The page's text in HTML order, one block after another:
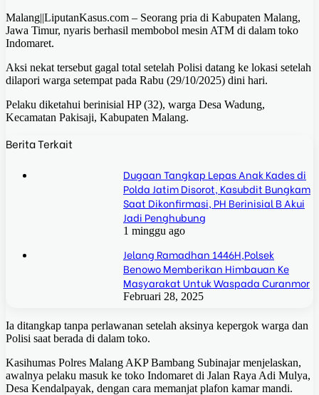
Malang||LiputanKasus.com – Seorang pria di Kabupaten Malang,
Jawa Timur, nyaris berhasil membobol mesin ATM di dalam toko
Indomaret.
Aksi nekat tersebut gagal total setelah Polisi datang ke lokasi setelah
dilapori warga setempat pada Rabu (29/10/2025) dini hari.
Pelaku diketahui berinisial HP (32), warga Desa Wadung,
Kecamatan Pakisaji, Kabupaten Malang.
Berita Terkait
Dugaan Tangkap Lepas Anak Kades di
Polda Jatim Disorot, Kasubdit Bungkam
Saat Dikonfirmasi, PH Berinisial B Akui
Jadi Penghubung
1 minggu ago
Jelang Ramadhan 1446H,Polsek
Benowo Memberikan Himbauan Ke
Masyarakat Untuk Waspada Curanmor
Februari 28, 2025
Ia ditangkap tanpa perlawanan setelah aksinya kepergok warga dan
Polisi saat berada di dalam toko.
Kasihumas Polres Malang AKP Bambang Subinajar menjelaskan,
awalnya pelaku masuk ke toko Indomaret di Jalan Raya Adi Mulya,
Desa Kendalpayak, dengan cara memanjat plafon kamar mandi.